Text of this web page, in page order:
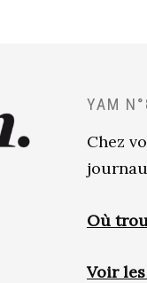
YAM
Chez
Où
Voir